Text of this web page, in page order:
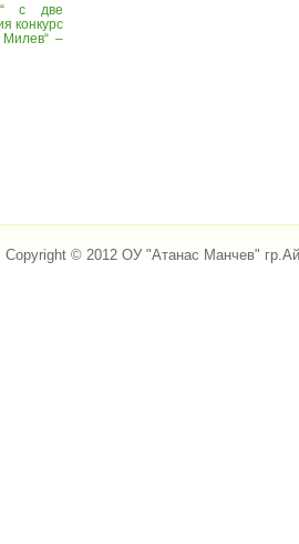
с две
конкурс
Милев“ –
Copyright © 2012 ОУ "Атанас Манчев"